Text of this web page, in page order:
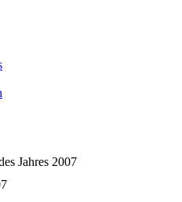
Jahres 2007